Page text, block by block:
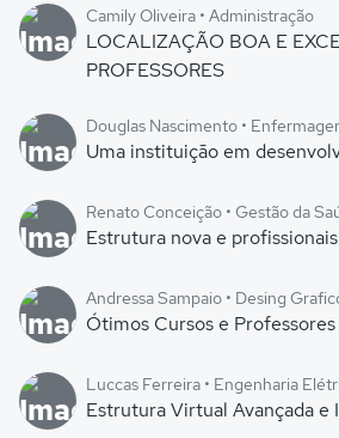
Camily Oliveira • Administração
LOCALIZAÇÃO BOA E
PROFESSORES
Douglas Nascimento •
Uma instituição em
Renato Conceição • Gestão da
Estrutura nova e
Andressa Sampaio • Desing
Ótimos Cursos e Professores
Luccas Ferreira • Engenharia
Estrutura Virtual Avançada e